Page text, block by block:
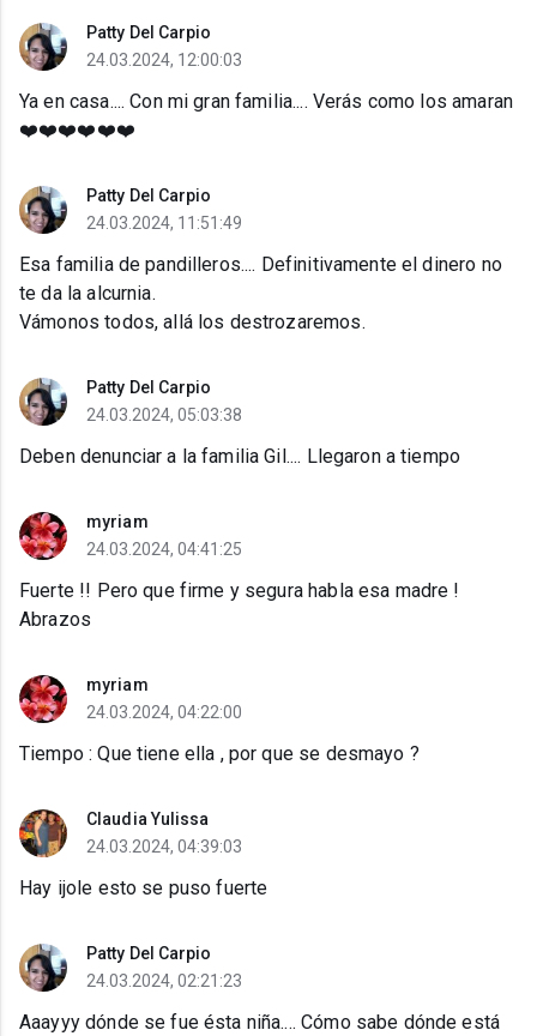
Patty Del Carpio
24.03.2024, 12:00:03
Ya en casa.... Con mi gran familia.... Verás como los amaran
❤️❤️❤️❤️❤️❤️
Patty Del Carpio
24.03.2024, 11:51:49
Esa familia de pandilleros.... Definitivamente el dinero no
te da la alcurnia.
Vámonos todos, allá los destrozaremos.
Patty Del Carpio
24.03.2024, 05:03:38
Deben denunciar a la familia Gil.... Llegaron a tiempo
myriam
24.03.2024, 04:41:25
Fuerte !! Pero que firme y segura habla esa madre !
Abrazos
myriam
24.03.2024, 04:22:00
Tiempo : Que tiene ella , por que se desmayo ?
Claudia Yulissa
24.03.2024, 04:39:03
Hay ijole esto se puso fuerte
Patty Del Carpio
24.03.2024, 02:21:23
Aaayyy dónde se fue ésta niña.... Cómo sabe dónde está